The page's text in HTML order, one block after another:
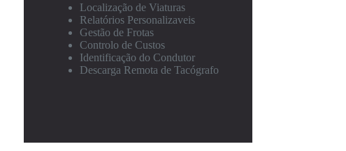
Localização de Viaturas
Relatórios Personalizaveis
Gestão de Frotas
Controlo de Custos
Identificação do Condutor
Descarga Remota de Tacógrafo